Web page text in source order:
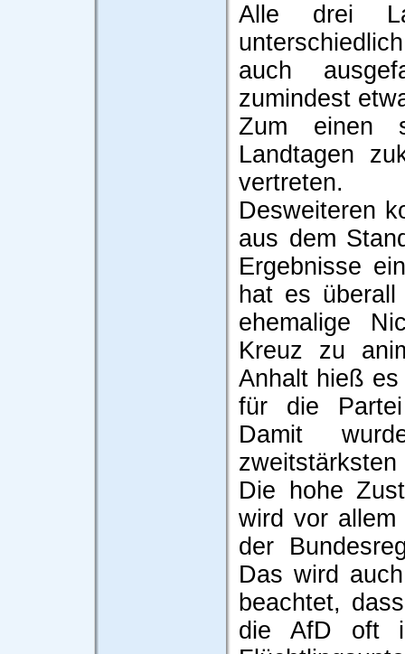
Alle drei
auch
zumindest
Zum einen
Landtagen
vertreten.
Desweiteren
aus dem
Ergebnisse
hat es
ehemalige
Kreuz zu
Anhalt hieß
für die
Damit
Die hohe
wird vor allem
der
Das wird
beachtet,
die AfD oft